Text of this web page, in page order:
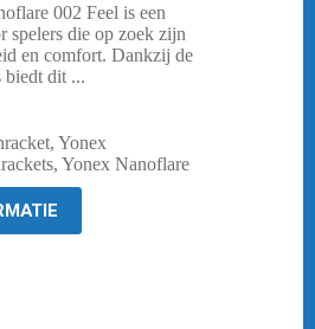
002 Feel is een
spelers die op zoek zijn
en comfort. Dankzij de
biedt dit ...
, Yonex
, Yonex Nanoflare